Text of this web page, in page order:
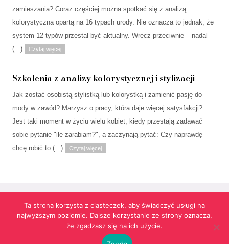
zamieszania? Coraz częściej można spotkać się z analizą
kolorystyczną opartą na 16 typach urody. Nie oznacza to jednak, że
system 12 typów przestał być aktualny. Wręcz przeciwnie – nadal
(...)
Czytaj więcej
Szkolenia z analizy kolorystycznej i stylizacji
Jak zostać osobistą stylistką lub kolorystką i zamienić pasję do
mody w zawód? Marzysz o pracy, która daje więcej satysfakcji?
Jest taki moment w życiu wielu kobiet, kiedy przestają zadawać
sobie pytanie "ile zarabiam?", a zaczynają pytać: Czy naprawdę
chcę robić to (...)
Czytaj więcej
Ta strona korzysta z ciasteczek, aby świadczyć usługi na
najwyższym poziomie. Dalsze korzystanie ze strony oznacza,
że zgadzasz się na ich użycie.
Strona korzysta z informacji przechowywanych w plikach cookies w celach
funkcjonalnych oraz statystycznych.
agencja reklamowa Gliwice